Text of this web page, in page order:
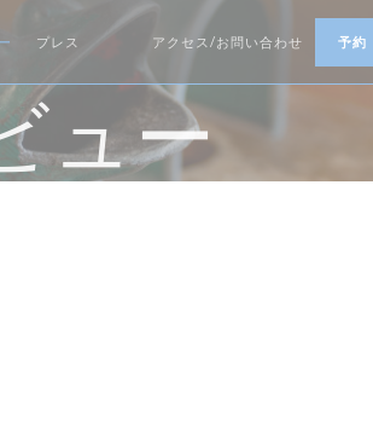
プレス
((新しいウィンドウで開きます))
((新しいウィンドウで開きます))
アクセス/お問い合わせ 予約
ュー